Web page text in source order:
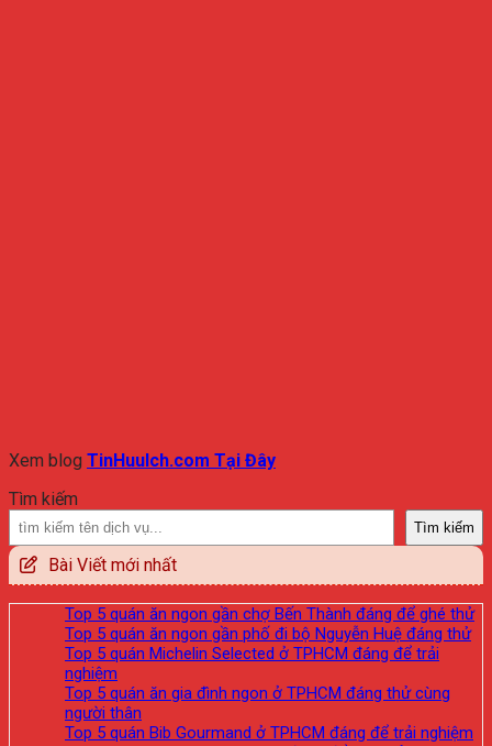
Xem blog TinHuuIch.com Tại Đây
Tìm kiếm
Tìm kiếm
Bài Viết mới nhất
Top 5 quán ăn ngon gần chợ Bến Thành đáng để ghé thử
Top 5 quán ăn ngon gần phố đi bộ Nguyễn Huệ đáng thử
Top 5 quán Michelin Selected ở TPHCM đáng để trải
nghiệm
Top 5 quán ăn gia đình ngon ở TPHCM đáng thử cùng
người thân
Top 5 quán Bib Gourmand ở TPHCM đáng để trải nghiệm